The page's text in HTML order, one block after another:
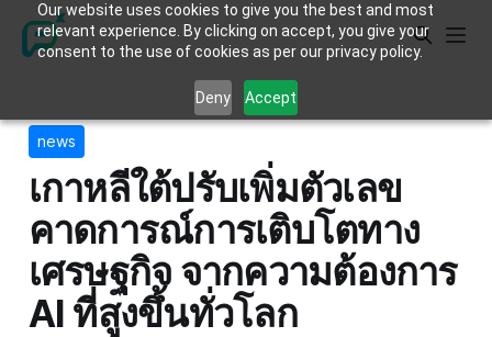
Our website uses cookies to give you the best and most
relevant experience. By clicking on accept, you give your
consent to the use of cookies as per our privacy policy.
Deny Accept
news
เกาหลีใต้ปรับเพิ่มตัวเลข
คาดการณ์การเติบโตทาง
เศรษฐกิจ จากความต้องการ
AI ที่สูงขึ้นทั่วโลก